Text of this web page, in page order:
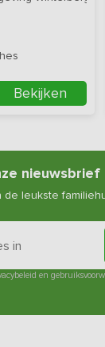
Bekijken
nieuwsbrief
leukste
en